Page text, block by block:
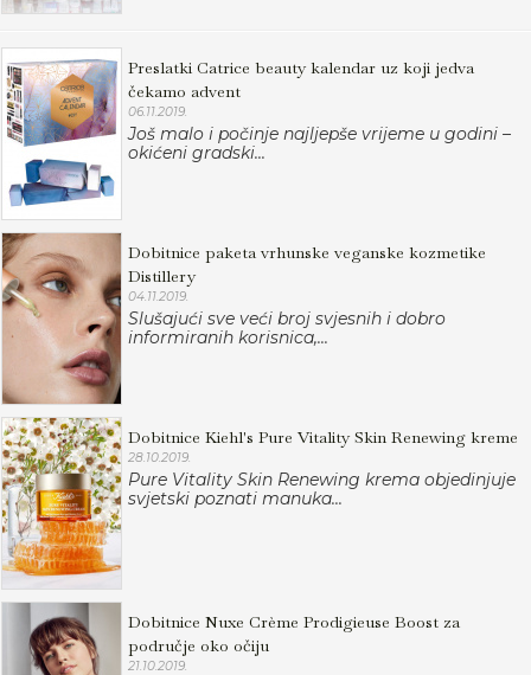
Preslatki Catrice beauty kalendar uz koji jedva
čekamo advent
06.11.2019.
Još malo i počinje najljepše vrijeme u godini –
okićeni gradski...
Dobitnice paketa vrhunske veganske kozmetike
Distillery
04.11.2019.
Slušajući sve veći broj svjesnih i dobro
informiranih korisnica,...
Dobitnice Kiehl's Pure Vitality Skin Renewing kreme
28.10.2019.
Pure Vitality Skin Renewing krema objedinjuje
svjetski poznati manuka...
Dobitnice Nuxe Crème Prodigieuse Boost za
područje oko očiju
21.10.2019.